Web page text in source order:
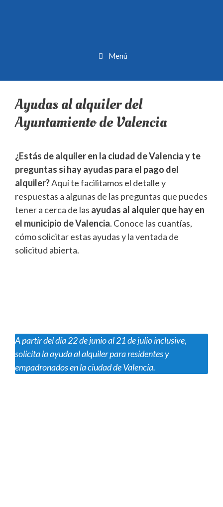
Menú
Ayudas al alquiler del
Ayuntamiento de Valencia
¿Estás de alquiler en la ciudad de Valencia y te
preguntas si hay ayudas para el pago del
alquiler?Aquí te facilitamos el detalle y
respuestas a algunas de las preguntas que puedes
tener a cerca de las ayudas al alquier que hay en
el municipio de Valencia. Conoce las cuantías,
cómo solicitar estas ayudas y la ventada de
solicitud abierta.
A partir del día 22 de junio al 21 de julio inclusive,
solicita la ayuda al alquiler para residentes y
empadronados en la ciudad de Valencia.